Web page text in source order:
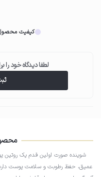
فوم را با حرکات دورانی به‌آرامی
کیفیت
لطفا دیدگاه خود
شوینده صورت اولین قدم یک
عمیق، حفظ رطوبت و سلامت پوست